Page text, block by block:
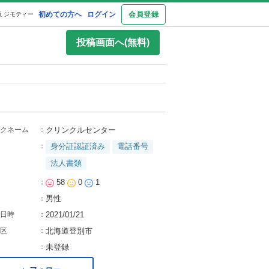
初めての方へ ログイン 会員登録
ジモティー
投稿画面へ(無料)
ネーム ： クリンクルセンター
： 身分証認証済み
電話番号
法人書類
： 58 0 1
： 男性
時 ： 2021/01/21
： 北海道登別市
： 未登録